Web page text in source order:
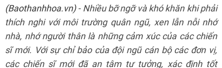
(Baothanhhoa.vn)- Nhiều bỡ ngỡ và khó khăn khi phải
thích nghi với môi trường quân ngũ, xen lẫn nỗi nhớ
nhà, nhớ người thân là những cảm xúc của các chiến
sĩ mới. Với sự chỉ bảo của đội ngũ cán bộ các đơn vị,
các chiến sĩ mới đã an tâm tư tưởng, xác định tốt